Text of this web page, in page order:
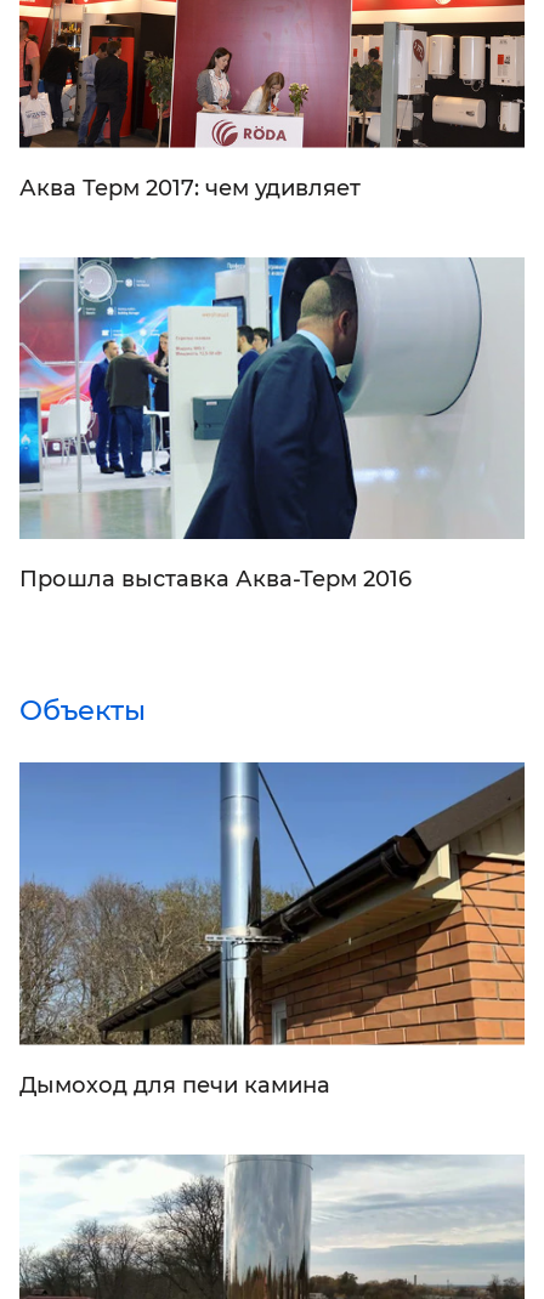
Аква Терм 2017: чем удивляет
Прошла выставка Аква-Терм 2016
Объекты
Дымоход для печи камина